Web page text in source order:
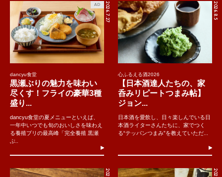
2026.7.27
AD
dancyu食堂
黒瀬ぶりの魅力を味わい
尽くす！フライの豪華3種
盛り...
dancyu食堂の夏メニューといえば、
一年中いつでも旬のおいしさを味わえ
る養殖ブリの最高峰「完全養殖 黒瀬
ぶ..
2026.8.5
心ふるえる酒2026
【日本酒達人たちの、家
呑みリピートつまみ帖】
ジョン...
日本酒を愛飲し、日々楽しんでいる日
本酒ライターさんたちに、家でつく
る“テッパンつまみ”を教えていただ...